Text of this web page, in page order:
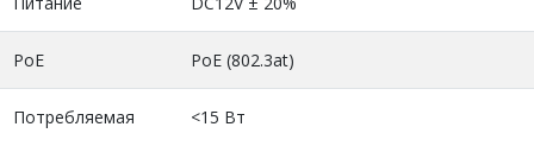
PoE PoE (802.3at)
Потребляемая
<15 Вт